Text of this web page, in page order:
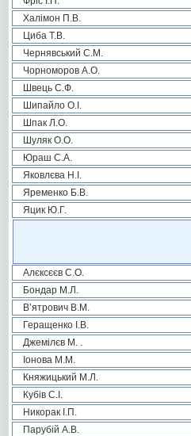
Халімон П.В.
Циба Т.В.
Чернявський С.М.
Чорноморов А.О.
Швець С.Ф.
Шипайло О.І.
Шпак Л.О.
Шуляк О.О.
Юраш С.А.
Яковлєва Н.І.
Яременко Б.В.
Яцик Ю.Г.
Алєксєєв С.О.
Бондар М.Л.
В’ятрович В.М.
Геращенко І.В.
Джемілєв М. .
Іонова М.М.
Княжицький М.Л.
Кубів С.І.
Никорак І.П.
Парубій А.В.